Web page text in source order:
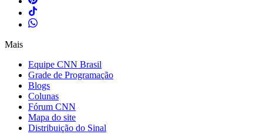
Mais
Equipe CNN Brasil
Grade de Programação
Blogs
Colunas
Fórum CNN
Mapa do site
Distribuição do Sinal